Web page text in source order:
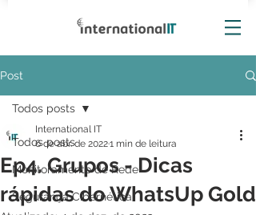
Post
Todos posts
Monitoramento de Rede
Segurança Cibernética
Todos posts
Ep4. Grupos - Dicas
rápidas do WhatsUp Gold
International IT
6 de abr. de 20221 min de leitura